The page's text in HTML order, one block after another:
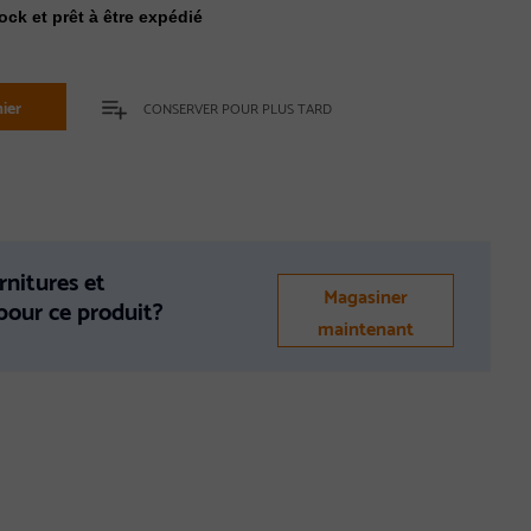
et prêt à être expédié
CONSERVER POUR PLUS TARD
et
ce produit?
Magasiner
maintenant